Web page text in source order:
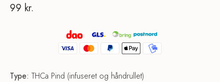
99 kr.
Type: THCa Pind (infuseret og håndrullet)